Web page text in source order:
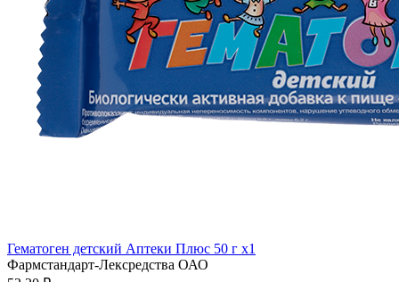
Гематоген детский Аптеки Плюс 50 г x1
Фармстандарт-Лексредства ОАО